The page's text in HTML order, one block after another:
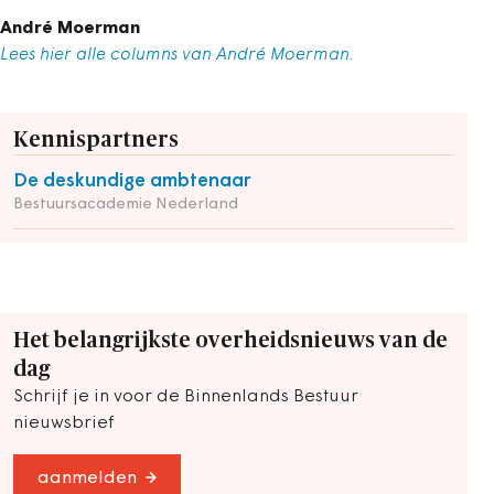
André Moerman
Lees hier alle columns van André Moerman.
Kennispartners
De deskundige ambtenaar
Bestuursacademie Nederland
Het belangrijkste overheidsnieuws van de
dag
Schrijf je in voor de Binnenlands Bestuur
nieuwsbrief
aanmelden